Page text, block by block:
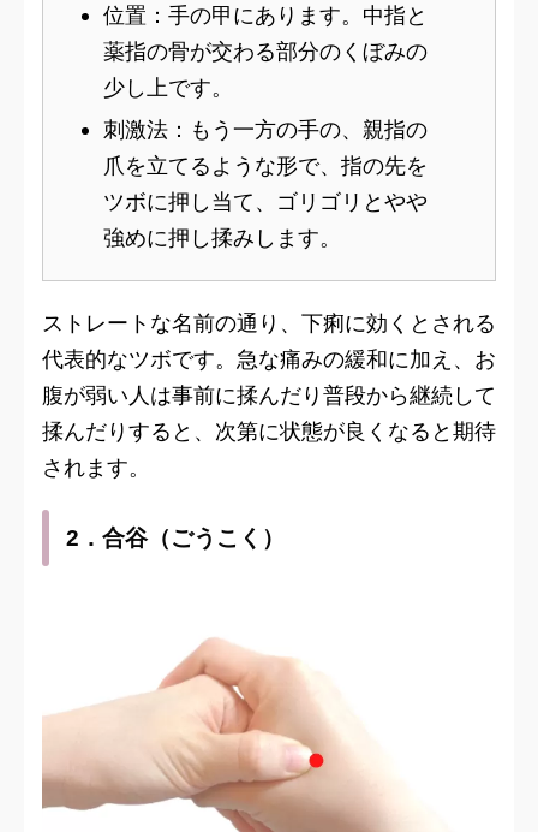
位置：手の甲にあります。中指と
薬指の骨が交わる部分のくぼみの
少し上です。
刺激法：もう一方の手の、親指の
爪を立てるような形で、指の先を
ツボに押し当て、ゴリゴリとやや
強めに押し揉みします。
ストレートな名前の通り、下痢に効くとされる
代表的なツボです。急な痛みの緩和に加え、お
腹が弱い人は事前に揉んだり普段から継続して
揉んだりすると、次第に状態が良くなると期待
されます。
2．合谷（ごうこく）